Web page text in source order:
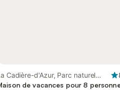
Cadière-d'Azur, Parc naturel
de la Sainte-Baume
de vacances pour 8